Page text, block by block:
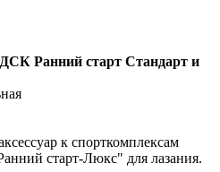
Ранний старт Стандарт и
к спорткомплексам
старт-Люкс" для лазания.